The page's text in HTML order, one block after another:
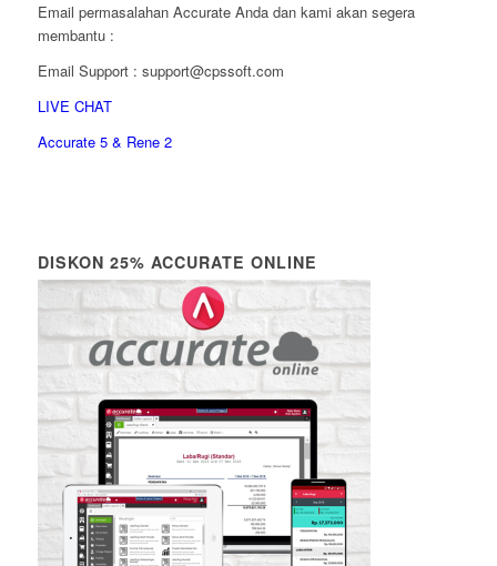
Email permasalahan Accurate Anda dan kami akan segera
membantu :
Email Support : support@cpssoft.com
LIVE CHAT
Accurate 5 & Rene 2
DISKON 25% ACCURATE ONLINE